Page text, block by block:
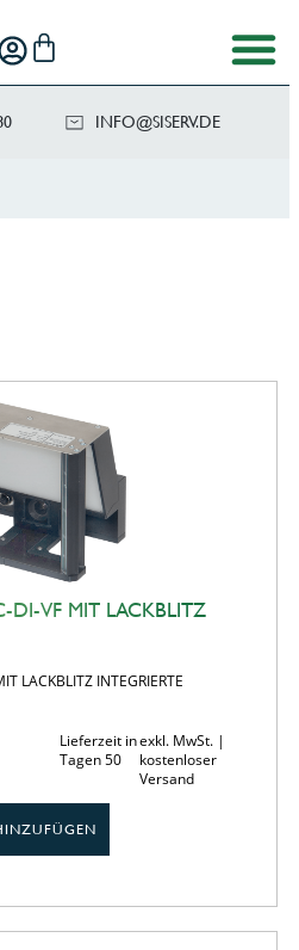
ED.VRE
SIS@OF
NI
DI-VF MIT LACKBLITZ
LACKBLITZ INTEGRIERTE
Lieferzeit in
Tagen 50
exkl. MwSt. |
kostenloser
Versand